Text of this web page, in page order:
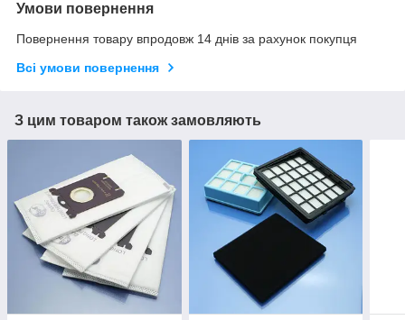
Умови повернення
Повернення товару впродовж 14 днів за рахунок покупця
Всі умови повернення
З цим товаром також замовляють